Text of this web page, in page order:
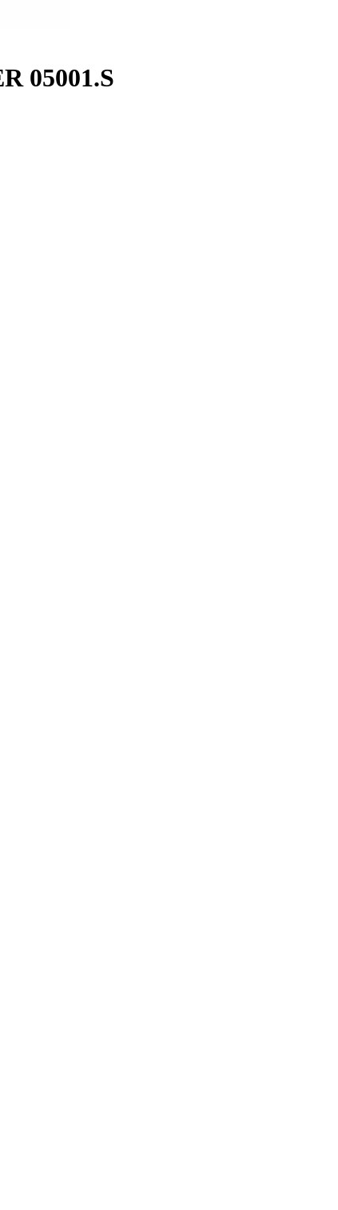
05001.S